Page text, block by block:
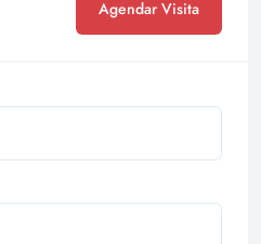
Agendar Visita